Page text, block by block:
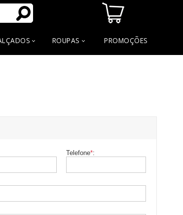
ROUPAS PROMOÇÕES
Telefone*: